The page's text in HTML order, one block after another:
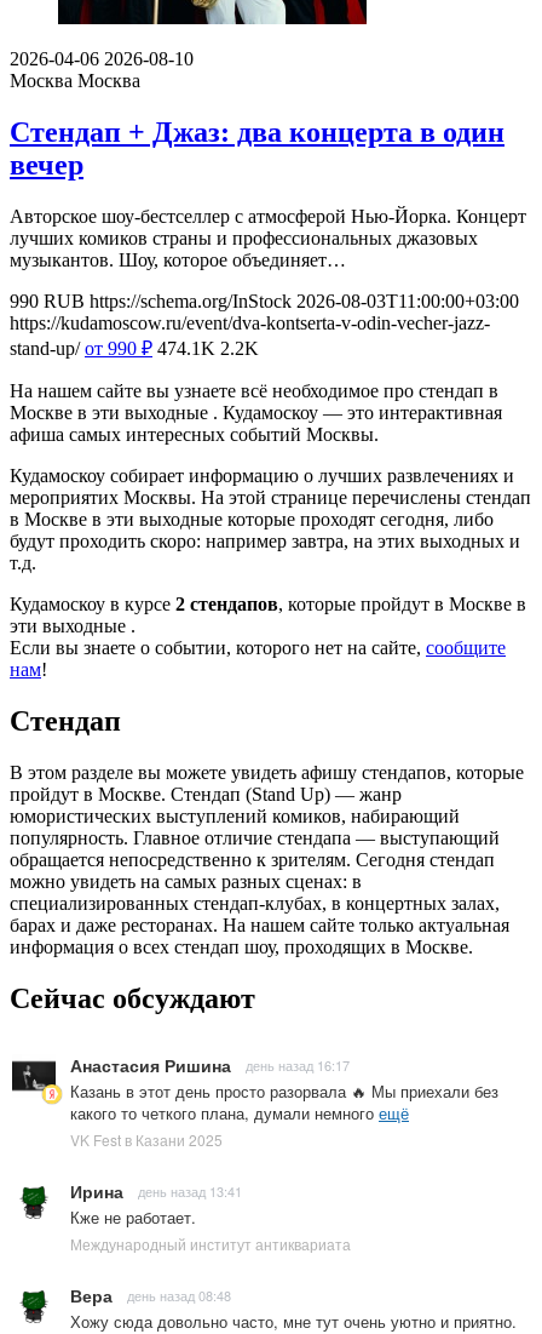
2026-04-06 2026-08-10
Москва Москва
Стендап + Джаз: два концерта в один
вечер
Авторское шоу-бестселлер с атмосферой Нью-Йорка. Концерт
лучших комиков страны и профессиональных джазовых
музыкантов. Шоу, которое объединяет…
990 RUB https://schema.org/InStock 2026-08-03T11:00:00+03:00
https://kudamoscow.ru/event/dva-kontserta-v-odin-vecher-jazz-
stand-up/ от 990 ₽ 474.1K 2.2K
На нашем сайте вы узнаете всё необходимое про стендап в
Москве в эти выходные . Кудамоскоу — это интерактивная
афиша самых интересных событий Москвы.
Кудамоскоу собирает информацию о лучших развлечениях и
мероприятих Москвы. На этой странице перечислены стендап
в Москве в эти выходные которые проходят сегодня, либо
будут проходить скоро: например завтра, на этих выходных и
т.д.
Кудамоскоу в курсе 2 стендапов, которые пройдут в Москве в
эти выходные .
Если вы знаете о событии, которого нет на сайте, сообщите
нам!
Стендап
В этом разделе вы можете увидеть афишу стендапов, которые
пройдут в Москве. Стендап (Stand Up) — жанр
юмористических выступлений комиков, набирающий
популярность. Главное отличие стендапа — выступающий
обращается непосредственно к зрителям. Сегодня стендап
можно увидеть на самых разных сценах: в
специализированных стендап-клубах, в концертных залах,
барах и даже ресторанах. На нашем сайте только актуальная
информация о всех стендап шоу, проходящих в Москве.
Сейчас обсуждают
Анастасия Ришина день назад 16:17
Казань в этот день просто разорвала 🔥 Мы приехали без
какого то четкого плана, думали немного ещё
VK Fest в Казани 2025
Ирина день назад 13:41
Кже не работает.
Международный институт антиквариата
Вера день назад 08:48
Хожу сюда довольно часто, мне тут очень уютно и приятно.